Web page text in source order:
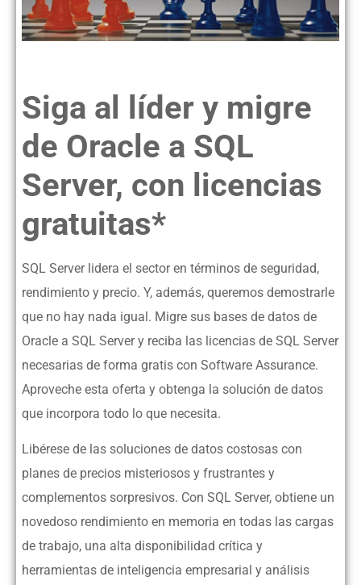
Siga al líder y migre
de Oracle a SQL
Server, con licencias
gratuitas*
SQL Server lidera el sector en términos de seguridad,
rendimiento y precio. Y, además, queremos demostrarle
que no hay nada igual. Migre sus bases de datos de
Oracle a SQL Server y reciba las licencias de SQL Server
necesarias de forma gratis con Software Assurance.
Aproveche esta oferta y obtenga la solución de datos
que incorpora todo lo que necesita.
Libérese de las soluciones de datos costosas con
planes de precios misteriosos y frustrantes y
complementos sorpresivos. Con SQL Server, obtiene un
novedoso rendimiento en memoria en todas las cargas
de trabajo, una alta disponibilidad crítica y
herramientas de inteligencia empresarial y análisis